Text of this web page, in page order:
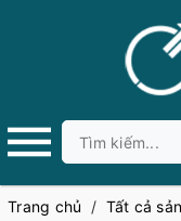
Trang chủ / Tất cả